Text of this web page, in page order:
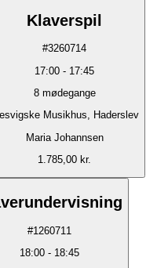
Klaverspil
#3260714
17:00 - 17:45
8 mødegange
Musikhus, Haderslev
Maria Johannsen
1.785,00 kr.
#1260711
18:00 - 18:45